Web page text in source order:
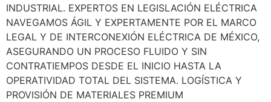
INDUSTRIAL. EXPERTOS EN LEGISLACIÓN ELÉCTRICA
NAVEGAMOS ÁGIL Y EXPERTAMENTE POR EL MARCO
LEGAL Y DE INTERCONEXIÓN ELÉCTRICA DE MÉXICO,
ASEGURANDO UN PROCESO FLUIDO Y SIN
CONTRATIEMPOS DESDE EL INICIO HASTA LA
OPERATIVIDAD TOTAL DEL SISTEMA. LOGÍSTICA Y
PROVISIÓN DE MATERIALES PREMIUM